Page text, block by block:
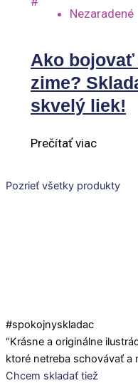
Nezaradené
Ako
zime?
skvelý liek!
Prečítať viac
Pozrieť všetky produkty
#spokojnyskladac
“Krásne a originálne
ktoré netreba schovávať a
Chcem skladať tiež